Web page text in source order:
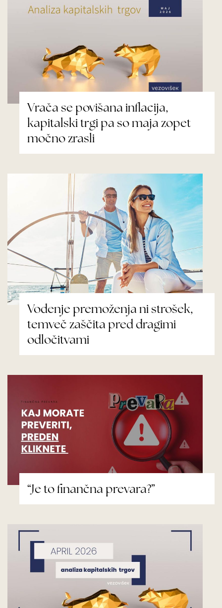
Vrača se povišana inflacija,
kapitalski trgi pa so maja zopet
močno zrasli
Vodenje premoženja ni strošek,
temveč zaščita pred dragimi
odločitvami
“Je to finančna prevara?”